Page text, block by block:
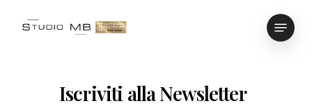
Menu
Iscriviti alla Newsletter